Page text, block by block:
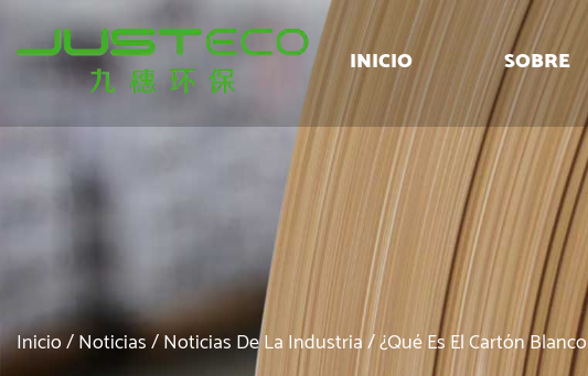
INICIO SOBRE
Inicio/Noticias/Noticias De La Industria/¿Qué Es El Cartón